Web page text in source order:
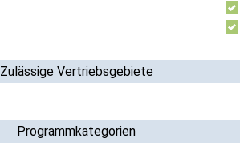
Zulässige Vertriebsgebiete
Programmkategorien